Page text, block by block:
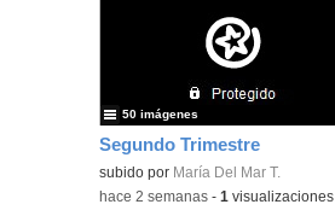
Segundo Trimestre
Contenido educativo.
subido por María Del Mar T.
50 imágenes
-hace 2 semanas -1 visualizaciones